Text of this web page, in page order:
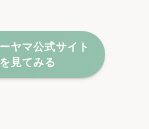
ヤマ公式サイト
見てみる